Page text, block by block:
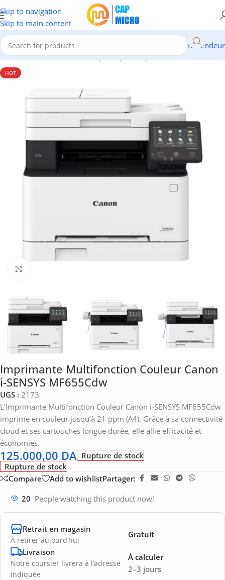
Skip to navigation
Skip to main content
Revendeur
Accueil/INFORMATIQUE/Périphériques/Imprimantes
HOT
Imprimante Multifonction Couleur Canon
i-SENSYS MF655Cdw
UGS : 2173
L’Imprimante Multifonction Couleur Canon i-SENSYS MF655Cdw
imprime en couleur jusqu’à 21 ppm (A4). Grâce à sa connectivité
cloud et ses cartouches longue durée, elle allie efficacité et
économies.
125.000,00 DA Rupture de stock
Rupture de stock
Compare
Add to wishlistPartager:
20 People watching this product now!
Retrait en magasin
À retirer aujourd’hui
Gratuit
Livraison
Notre coursier livrera à l’adresse
indiquée
2–3 jours
À calculer